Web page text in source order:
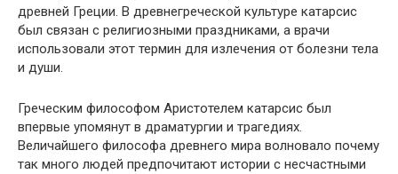
древней Греции. В древнегреческой культуре катарсис
был связан с религиозными праздниками, а врачи
использовали этот термин для излечения от болезни тела
и души.
Греческим философом Аристотелем катарсис был
впервые упомянут в драматургии и трагедиях.
Величайшего философа древнего мира волновало почему
так много людей предпочитают истории с несчастными